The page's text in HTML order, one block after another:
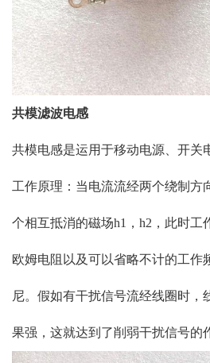
共模滤波电感
共模电感是运用于移动电源、开关
工作原理：当电流流经两个绕制方
个相互抵消的磁场h1，h2，此时工
欧姆电阻以及可以省略不计的工作
尼。假如有干扰信号流经线圈时，
果强，这就达到了削弱干扰信号的